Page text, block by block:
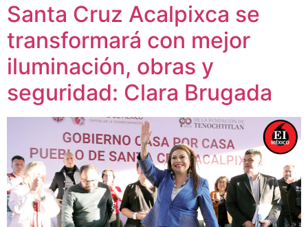
Santa Cruz Acalpixca se
transformará con mejor
iluminación, obras y
seguridad: Clara Brugada